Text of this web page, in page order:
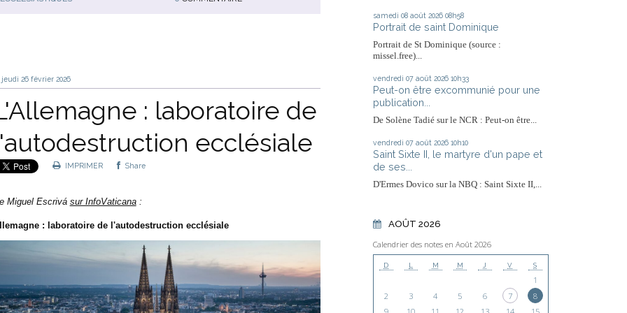
jeudi 26 février 2026
: laboratoire de
ecclésiale
IMPRIMER Share
Miguel Escrivá sur InfoVaticana:
: laboratoire de l'autodestruction ecclésiale
samedi 08 août 2026 08h58
Portrait de saint Dominique
Portrait de St Dominique (source :
missel.free)...
vendredi 07 août 2026 10h33
Peut-on être excommunié pour une
publication...
De Solène Tadié sur le NCR : Peut-on être...
vendredi 07 août 2026 10h10
Saint Sixte II, le martyre d'un pape et
de ses...
D'Ermes Dovico sur la NBQ : Saint Sixte II,...
AOÛT 2026
Calendrier des notes en Août 2026
D L M M J V S
1
2
3 4 5 6 7
8